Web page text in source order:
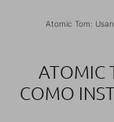
Atomic Tom:
ATOMIC
COMO